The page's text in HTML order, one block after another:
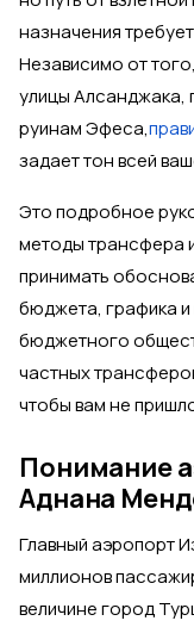
назначения
Независимо от
улицы Алсанджака,
руинам Эфеса,
задает тон всей
Это подробное
методы трансфера
принимать
бюджета, графика и
бюджетного
частных
чтобы вам не
Понимание
Аднана
Главный аэропорт
миллионов
величине город